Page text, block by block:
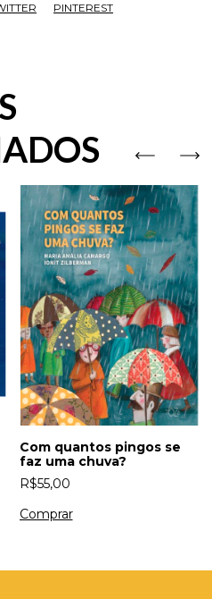
PINTEREST
Com quantos pingos se
faz uma chuva?
R$55,00